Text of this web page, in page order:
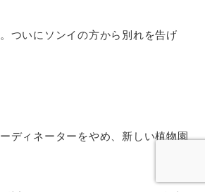
ついにソンイの方から別れを告げ
ディネーターをやめ、新しい植物園